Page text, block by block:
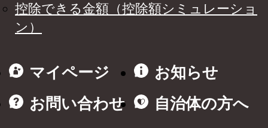
控除できる金額（控除額シミュレーショ
ン）
マイページ
お知らせ
お問い合わせ
自治体の方へ